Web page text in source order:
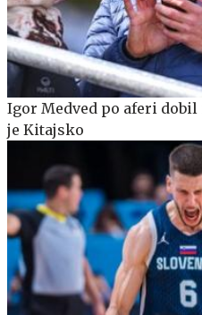
Igor Medved po aferi
je Kitajsko